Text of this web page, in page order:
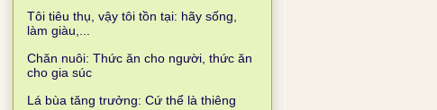
Tôi tiêu thụ, vậy tôi tồn tại: hãy sống,
làm giàu,...
Chăn nuôi: Thức ăn cho người, thức ăn
cho gia súc
Lá bùa tăng trưởng: Cứ thể là thiêng